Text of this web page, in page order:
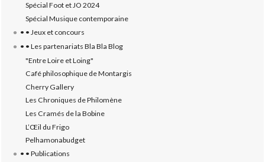
Spécial Foot et JO 2024
Spécial Musique contemporaine
• • Jeux et concours
• • Les partenariats Bla Bla Blog
"Entre Loire et Loing"
Café philosophique de Montargis
Cherry Gallery
Les Chroniques de Philomène
Les Cramés de la Bobine
L’‎Œil du Frigo
Pelhamonabudget
• • Publications